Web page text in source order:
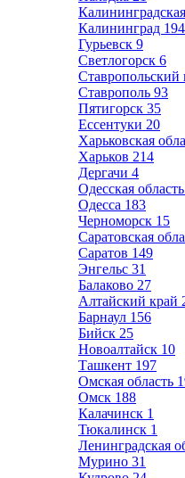
Калининград 194
Гурьевск 9
Светлогорск 6
Ставропольский
Ставрополь 93
Пятигорск 35
Ессентуки 20
Харьковская
Харьков 214
Дергачи 4
Одесская область
Одесса 183
Черноморск 15
Саратовская
Саратов 149
Энгельс 31
Балаково 27
Алтайский край
Барнаул 156
Бийск 25
Новоалтайск 10
Ташкент 197
Омская область
Омск 188
Калачинск 1
Тюкалинск 1
Ленинградская
Мурино 31